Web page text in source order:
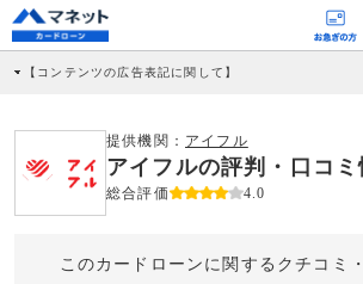
【コンテンツの広告表記に関して】
社に対して企業から紹介報酬が支払われるという収益モデ
商品を根拠なくPRするものではなく、当編集部の調査／
どに基づき、公平性を担保した情報提供を行っています。
>提携企業一覧
提供機関： アイフル
アイフルの評判・口コミ
総合評価 4.0
このカードローンに関するクチコミ